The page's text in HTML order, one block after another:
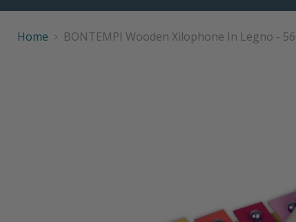
Home BONTEMPI Wooden Xilophone In Legno -